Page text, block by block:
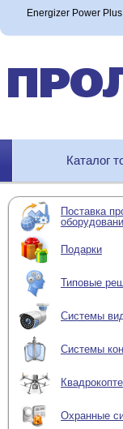
Energizer Power
Каталог
Поставка
Подарки
Типовые
Системы
Системы
Охранные